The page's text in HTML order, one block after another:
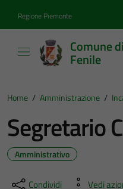
Regione Piemonte
Comune
Fenile
Home / Amministrazione /
Segretario
Amministrativo
Condividi Vedi